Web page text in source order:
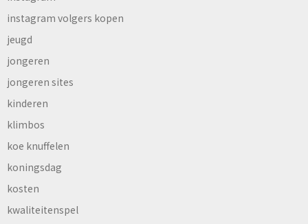
instagram volgers kopen
jeugd
jongeren
jongeren sites
kinderen
klimbos
koe knuffelen
koningsdag
kosten
kwaliteitenspel